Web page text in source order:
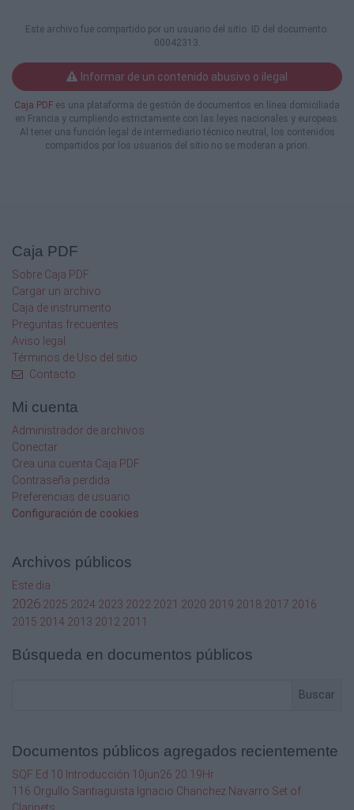
Este archivo fue compartido por un usuario del sitio. ID del documento:
00042313.
Informar de un contenido abusivo o ilegal
Caja PDF es una plataforma de gestión de documentos en línea domiciliada
en Francia y cumpliendo estrictamente con las leyes nacionales y europeas.
Al tener una función legal de intermediario técnico neutral, los contenidos
compartidos por los usuarios del sitio no se moderan a priori.
Caja PDF
Sobre Caja PDF
Cargar un archivo
Caja de instrumento
Preguntas frecuentes
Aviso legal
Términos de Uso del sitio
Contacto
Mi cuenta
Administrador de archivos
Conectar
Crea una cuenta Caja PDF
Contraseña perdida
Preferencias de usuario
Configuración de cookies
Archivos públicos
Este dia
2026 2025 2024 2023 2022 2021 2020 2019 2018 2017 2016
2015 2014 2013 2012 2011
Búsqueda en documentos públicos
Buscar
Documentos públicos agregados recientemente
SQF Ed 10 Introducción 10jun26 20.19Hr
116 Orgullo Santiaguista Ignacio Chanchez Navarro Set of
Clarinets